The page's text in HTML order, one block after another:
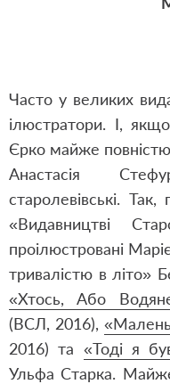
Часто у великих
ілюстратори. І,
Єрко майже повністю
Анастасія
старолевівські.
«Видавництві
проілюстровані
тривалістю в літо»
«Хтось, Або
(ВСЛ, 2016),
2016) та «Тоді я
Ульфа Старка.